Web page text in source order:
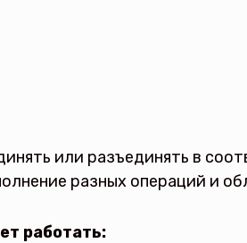
или разъединять в
разных операций и
работать: